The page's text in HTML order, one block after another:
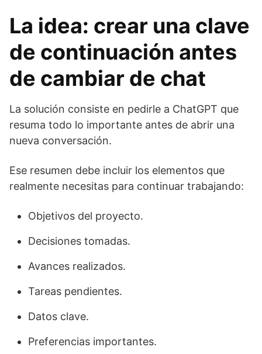
La idea: crear una clave
de continuación antes
de cambiar de chat
La solución consiste en pedirle a ChatGPT que
resuma todo lo importante antes de abrir una
nueva conversación.
Ese resumen debe incluir los elementos que
realmente necesitas para continuar trabajando:
Objetivos del proyecto.
Decisiones tomadas.
Avances realizados.
Tareas pendientes.
Datos clave.
Preferencias importantes.